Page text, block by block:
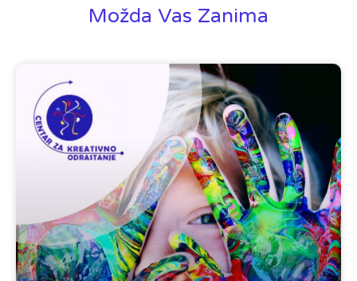
Možda Vas Zanima